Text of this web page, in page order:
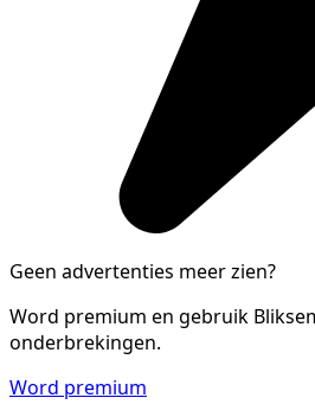
Geen advertenties meer zien?
Word premium en gebruik
onderbrekingen.
Word premium